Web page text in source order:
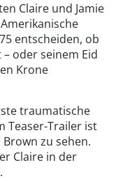
Claire und Jamie
entscheiden, ob
oder seinem Eid
Krone
traumatische
Teaser-Trailer ist
zu sehen.
Claire in der